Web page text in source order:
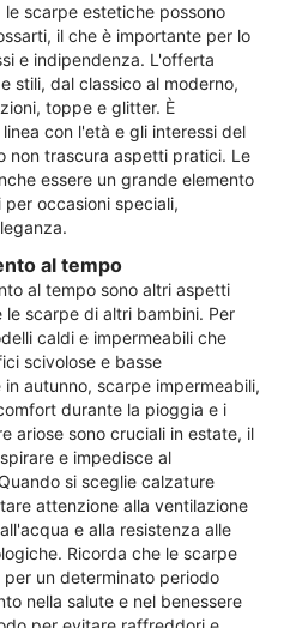
scarpe estetiche possono
il che è importante per lo
e indipendenza. L'offerta
stili, dal classico al moderno,
toppe e glitter. È
con l'età e gli interessi del
non trascura aspetti pratici. Le
essere un grande elemento
occasioni speciali,
al tempo
al tempo sono altri aspetti
scarpe di altri bambini. Per
caldi e impermeabili che
scivolose e basse
autunno, scarpe impermeabili,
durante la pioggia e i
ariose sono cruciali in estate, il
e impedisce al
si sceglie calzature
attenzione alla ventilazione
e alla resistenza alle
Ricorda che le scarpe
un determinato periodo
nella salute e nel benessere